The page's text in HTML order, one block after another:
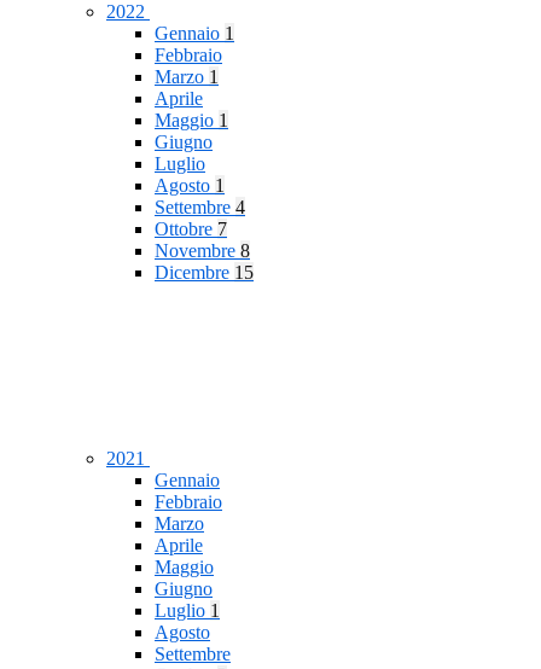
2022
Gennaio 1
Febbraio
Marzo 1
Aprile
Maggio 1
Giugno
Luglio
Agosto 1
Settembre 4
Ottobre 7
Novembre 8
Dicembre 15
2021
Gennaio
Febbraio
Marzo
Aprile
Maggio
Giugno
Luglio 1
Agosto
Settembre